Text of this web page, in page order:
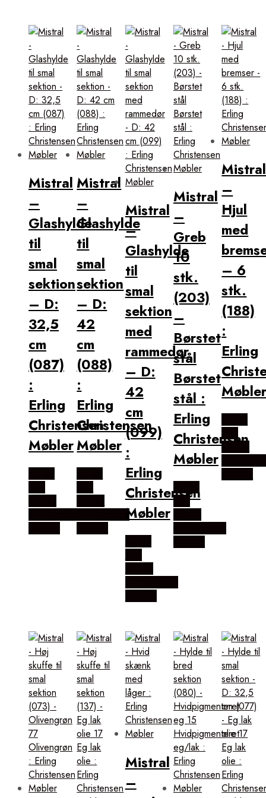
Mistral
–
Glashylde
til
smal
sektion
– D:
32,5
cm
(087)
:
Erling
Christensen
Møbler
Mistral
–
Glashylde
til
smal
sektion
– D:
42
cm
(088)
:
Erling
Christensen
Møbler
Christensen
Mistral
–
Glashylde
til
smal
sektion
med
rammedør
– D:
42
cm
(099)
:
Erling
Christensen
Møbler
Mistral
–
Greb
10
stk.
(203)
–
Børstet
stål
Børstet
stål :
Erling
Christensen
Møbler
Hos
Mistral
–
Hjul
med
– 6
stk.
(188)
:
Erling
Mistral
–